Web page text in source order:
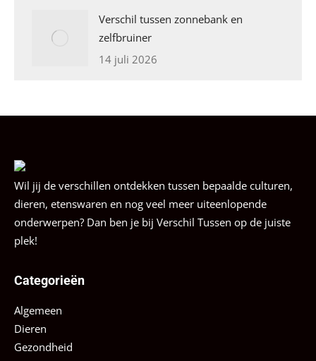
Verschil tussen zonnebank en
zelfbruiner
14 juli 2026
Wil jij de verschillen ontdekken tussen bepaalde culturen,
dieren, etenswaren en nog veel meer uiteenlopende
onderwerpen? Dan ben je bij Verschil Tussen op de juiste
plek!
Categorieën
Algemeen
Dieren
Gezondheid